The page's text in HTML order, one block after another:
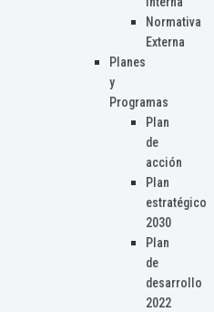
Normativa
Externa
Planes
y
Programas
Plan
de
acción
Plan
estratégico
2030
Plan
de
desarrollo
2022